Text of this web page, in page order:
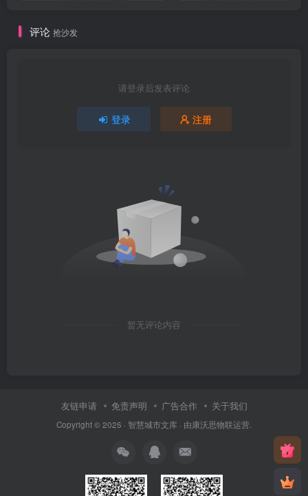
评论 抢沙发
请登录后发表评论
登录 注册
暂无评论内容
友链申请 免责声明 广告合作 关于我们
Copyright © 2025 · 智慧城市文库 · 由康沃思物联运营.